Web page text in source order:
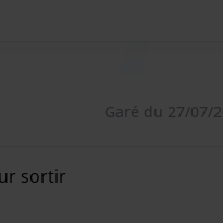
Garé du 27/07/
sortir